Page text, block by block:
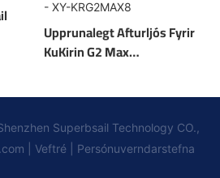
Upprunalegt Afturljós Fyrir
KuKirin G2 Max
Superbsail Technology CO.,
Veftré Persónuverndarstefna